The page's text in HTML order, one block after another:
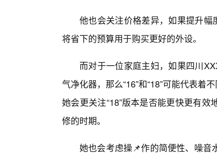
他也会关注价格差异，如果提升幅
将省下的预算用于购买更好的外设。
而对于一位家庭主妇，如果四川
气净化器，那么“16”和“18”可能代表着
她会更关注“18”版本是否能更快更有
修的时期。
她也会考虑操📌作的简便性、噪音